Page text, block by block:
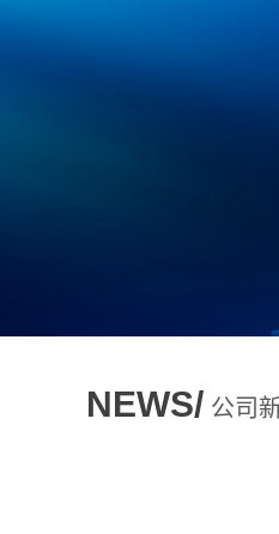
NEWS/ 公司